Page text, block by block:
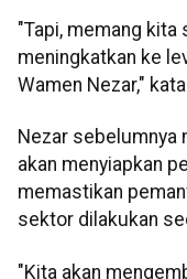
"Tapi, memang
meningkatkan ke
Wamen Nezar,"
Nezar sebelumnya
akan menyiapkan
memastikan
sektor dilakukan
"Kita akan